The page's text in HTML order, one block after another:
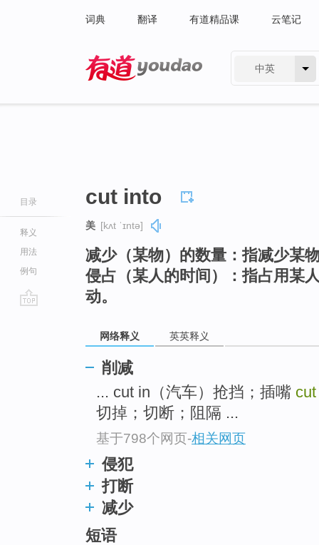
词典 翻译 有道精品课 云笔记
中英
目录
释义
用法
例句
cut into
美 [kʌt ˈɪntə]
减少（某物）的数量：指减少某
侵占（某人的时间）：指占用某
动。
网络释义 英英释义
削减
... cut in（汽车）抢挡；插嘴
切掉；切断；阻隔 ...
基于798个网页-相关网页
侵犯
打断
减少
短语